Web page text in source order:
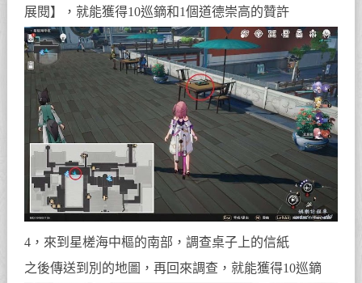
展閱】，就能獲得10巡鏑和1個道德崇高的贊許
4，來到星槎海中樞的南部，調查桌子上的信紙
之後傳送到別的地圖，再回來調查，就能獲得10巡鏑